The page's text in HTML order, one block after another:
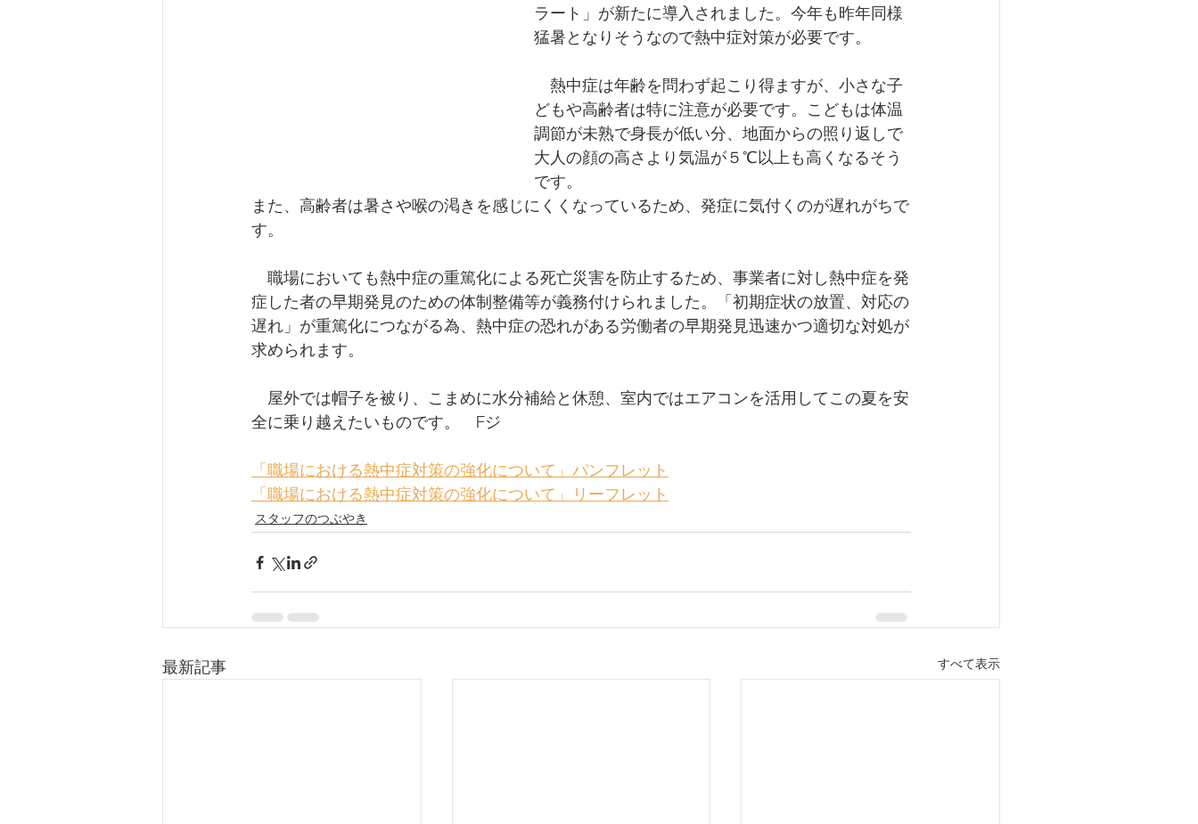
ラート」が新たに導入されました。今年も昨年同様
猛暑となりそうなので熱中症対策が必要です。
熱中症は年齢を問わず起こり得ますが、小さな子
どもや高齢者は特に注意が必要です。こどもは体温
調節が未熟で身長が低い分、地面からの照り返しで
大人の顔の高さより気温が５℃以上も高くなるそう
です。
また、高齢者は暑さや喉の渇きを感じにくくなっているため、発症に気付くのが遅れがちで
す。
職場においても熱中症の重篤化による死亡災害を防止するため、事業者に対し熱中症を発
症した者の早期発見のための体制整備等が義務付けられました。「初期症状の放置、対応の
遅れ」が重篤化につながる為、熱中症の恐れがある労働者の早期発見迅速かつ適切な対処が
求められます。
屋外では帽子を被り、こまめに水分補給と休憩、室内ではエアコンを活用してこの夏を安
全に乗り越えたいものです。　Fジ
「職場における熱中症対策の強化について」パンフレット
「職場における熱中症対策の強化について」リーフレット
スタッフのつぶやき
最新記事 すべて表示